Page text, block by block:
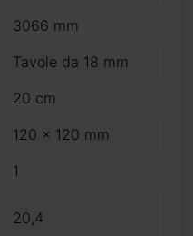
3066 mm
Tavole da 18 mm
20 cm
120 x 120 mm
1
20,4